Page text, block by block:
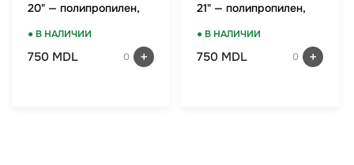
20" — полипропилен,
● В НАЛИЧИИ
750 MDL 0
21" — полипропилен,
● В НАЛИЧИИ
750 MDL 0